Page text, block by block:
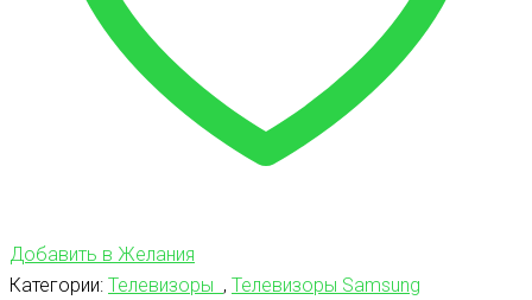
Добавить в Желания
Категории: Телевизоры , Телевизоры Samsung